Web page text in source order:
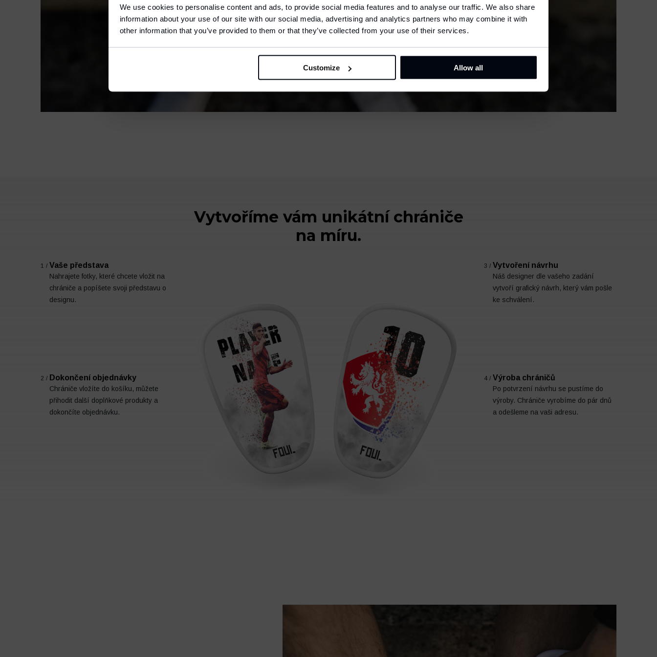
We use cookies to personalise content and ads, to provide social media features and to analyse our traffic. We also share
information about your use of our site with our social media, advertising and analytics partners who may combine it with
other information that you’ve provided to them or that they’ve collected from your use of their services.
Customize Allow all
Vytvoříme vám unikátní chrániče
na míru.
1/ Vaše představa
Nahrajete fotky, které chcete vložit na
chrániče a popíšete svoji představu o
designu.
2/ Dokončení objednávky
Chrániče vložíte do košíku, můžete
přihodit další doplňkové produkty a
dokončíte objednávku.
3/ Vytvoření návrhu
Náš designer dle vašeho zadání
vytvoří grafický návrh, který vám pošle
ke schválení.
4/ Výroba chráničů
Po potvrzení návrhu se pustíme do
výroby. Chrániče vyrobíme do pár dnů
a odešleme na vaši adresu.
English
Language